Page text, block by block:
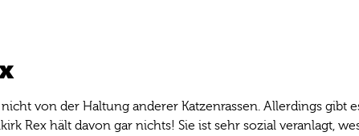
von der Haltung anderer Katzenrassen. Allerdings gibt
Rex hält davon gar nichts! Sie ist sehr sozial veranlagt,